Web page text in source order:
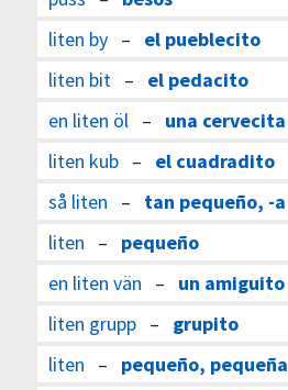
liten by– el pueblecito
liten bit– el pedacito
en liten öl– una cervecita
liten kub– el cuadradito
så liten – tan pequeño, -a
liten – pequeño
en liten vän – un amiguito
liten grupp– grupito
liten – pequeño, pequeña